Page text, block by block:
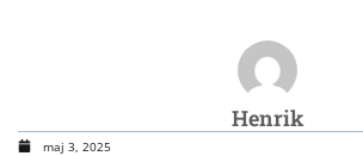
Henrik
maj 3, 2025